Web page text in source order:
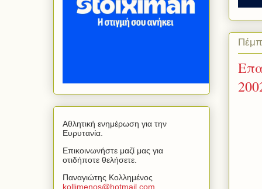
Αθλητική ενημέρωση για την
Ευρυτανία.
Επικοινωνήστε μαζί μας για
οτιδήποτε θελήσετε.
Παναγιώτης Κολλημένος
kollimenos@hotmail com